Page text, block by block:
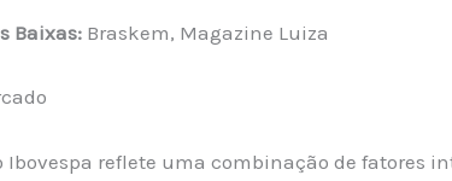
Baixas: Braskem, Magazine Luiza
Ibovespa reflete uma combinação de fatores